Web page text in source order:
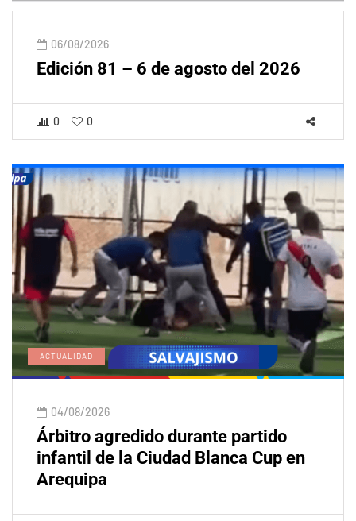
06/08/2026
Edición 81 – 6 de agosto del 2026
0 0
ACTUALIDAD
04/08/2026
Árbitro agredido durante partido
infantil de la Ciudad Blanca Cup en
Arequipa